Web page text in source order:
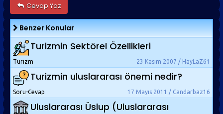
Cevap Yaz
Benzer Konular
Turizmin Sektörel Özellikleri
23 Kasım 2007 / HayLaZ61
Turizm
Turizmin uluslararası önemi nedir?
17 Mayıs 2011 / Candarbaz16
Soru-Cevap
Uluslararası Üslup (Uluslararası